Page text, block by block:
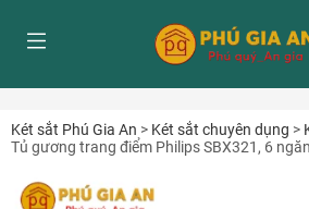
Két sắt Phú Gia An > Két sắt chuyên dụng >
Tủ gương trang điểm Philips SBX321, 6